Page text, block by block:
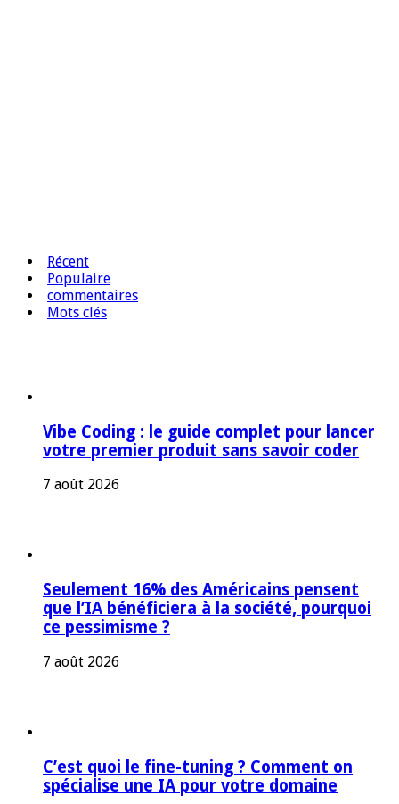
Récent
Populaire
commentaires
Mots clés
Vibe Coding : le guide complet pour lancer
votre premier produit sans savoir coder
7 août 2026
Seulement 16% des Américains pensent
que l’IA bénéficiera à la société, pourquoi
ce pessimisme ?
7 août 2026
C’est quoi le fine-tuning ? Comment on
spécialise une IA pour votre domaine